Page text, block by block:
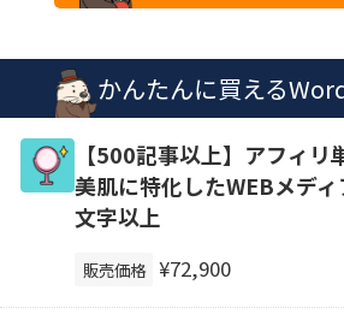
かんたんに買える
【500記事以上】アフィリ
美肌に特化したWEBメデ
文字以上
販売価格 ¥72,900